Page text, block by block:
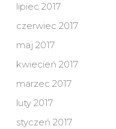
lipiec 2017
czerwiec 2017
maj 2017
kwiecień 2017
marzec 2017
luty 2017
styczeń 2017